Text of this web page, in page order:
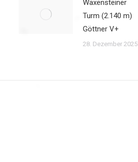
Waxensteiner
Turm (2.140 m)
Göttner V+
28. Dezember 2025